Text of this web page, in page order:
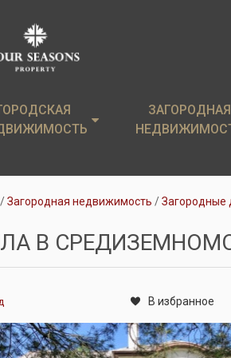
квартиры
ЗАГОРОДНАЯ
ЗАГОРОДНАЯ
Земельные
Коттеджи в
Загородная недвижимость Загородные
В
В избранное